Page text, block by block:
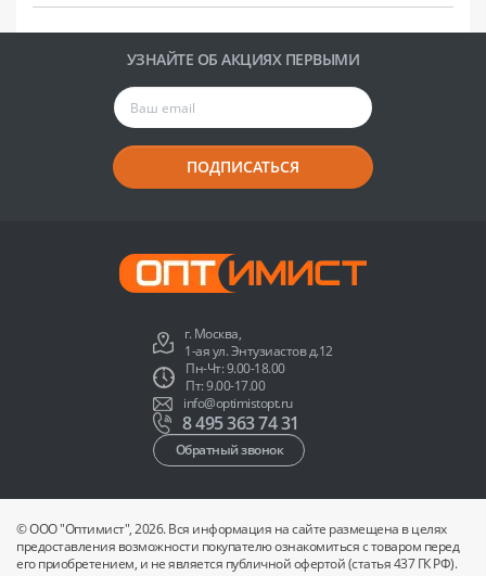
УЗНАЙТЕ ОБ АКЦИЯХ ПЕРВЫМИ
ПОДПИСАТЬСЯ
г. Москва,
1-ая ул. Энтузиастов д.12
Пн-Чт: 9.00-18.00
Пт: 9.00-17.00
info@optimistopt.ru
8 495 363 74 31
Обратный звонок
© ООО "Оптимист", 2026. Вся информация на сайте размещена в целях
предоставления возможности покупателю ознакомиться с товаром перед
его приобретением, и не является публичной офертой (статья 437 ГК РФ).